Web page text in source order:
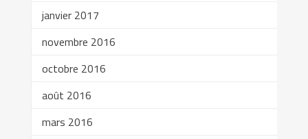
janvier 2017
novembre 2016
octobre 2016
août 2016
mars 2016